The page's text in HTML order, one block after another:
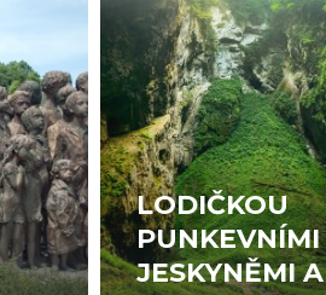
LODIČKOU
PUNKEVNÍMI
JESKYNĚMI A